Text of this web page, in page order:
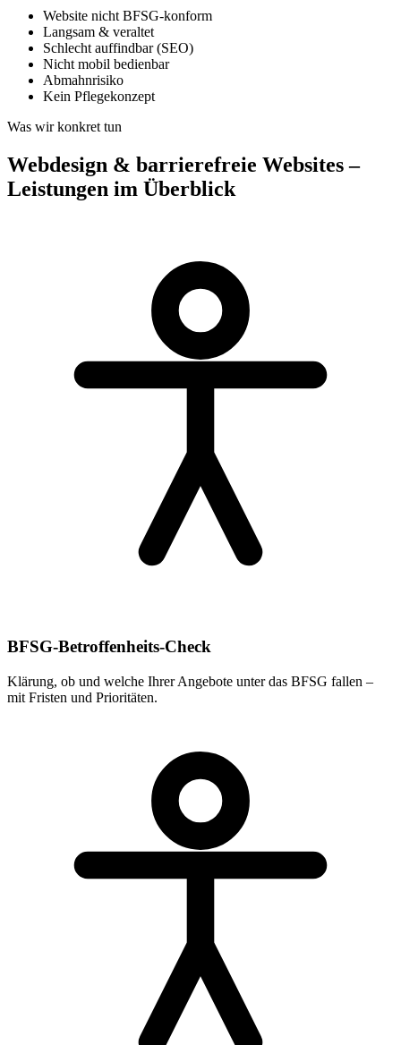
Website nicht BFSG-konform
Langsam & veraltet
Schlecht auffindbar (SEO)
Nicht mobil bedienbar
Abmahnrisiko
Kein Pflegekonzept
Was wir konkret tun
Webdesign & barrierefreie Websites –
Leistungen im Überblick
BFSG-Betroffenheits-Check
Klärung, ob und welche Ihrer Angebote unter das BFSG fallen –
mit Fristen und Prioritäten.